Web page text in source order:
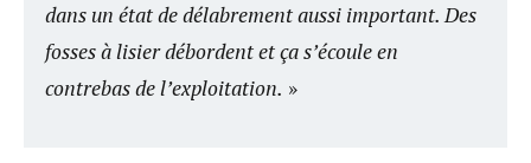
dans un état de délabrement aussi important. Des
fosses à lisier débordent et ça s’écoule en
contrebas de l’exploitation. »